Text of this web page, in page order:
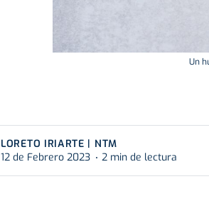
Un
LORETO IRIARTE | NTM
12 de Febrero 2023
2 min de lectura